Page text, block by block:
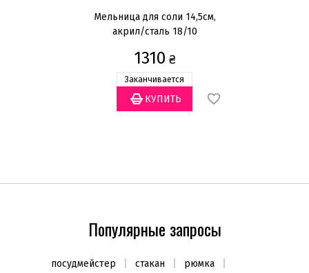
(3)
Наличие крышки
Мельница для соли 14,5см,
акрил/сталь 18/10
1310 ₴
Заканчивается
Популярные запросы
посудмейстер стакан рюмка